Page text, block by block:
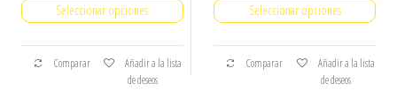
Seleccionar opciones
Comparar
Añadir a la lista
de deseos
Seleccionar opciones
Comparar
Añadir a la lista
de deseos